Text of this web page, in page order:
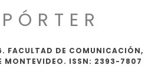
FACULTAD DE COMUNICACIÓN,
MONTEVIDEO. ISSN: 2393-7807